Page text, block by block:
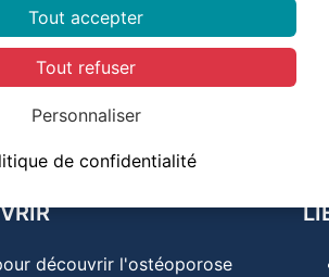
Tout accepter
Tout refuser
Personnaliser
de confidentialité
découvrir l'ostéoporose